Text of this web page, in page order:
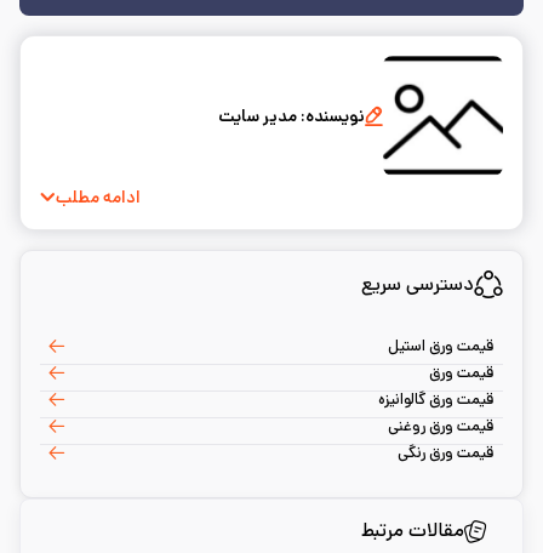
نویسنده: مدیر سایت
ادامه مطلب
دسترسی سریع
قیمت ورق استیل
قیمت ورق
قیمت ورق گالوانیزه
قیمت ورق روغنی
قیمت ورق رنگی
مقالات مرتبط